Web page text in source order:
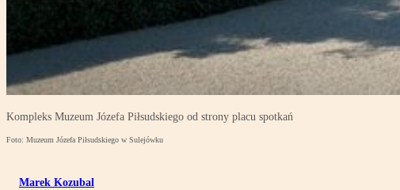
Kompleks Muzeum Józefa Piłsudskiego od strony placu spotkań
Foto: Muzeum Józefa Piłsudskiego w Sulejówku
Marek Kozubal